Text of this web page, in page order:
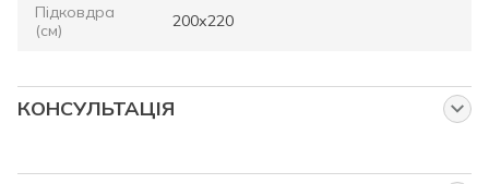
Підковдра
(см)
200х220
КОНСУЛЬТАЦІЯ